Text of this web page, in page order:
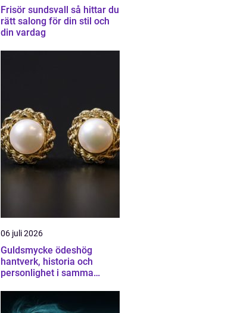
Frisör sundsvall så hittar du
rätt salong för din stil och
din vardag
06 juli 2026
Guldsmycke ödeshög
hantverk, historia och
personlighet i samma